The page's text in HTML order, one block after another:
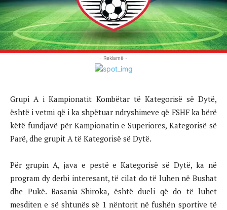
- Reklamë -
Grupi A i Kampionatit Kombëtar të Kategorisë së Dytë,
është i vetmi që i ka shpëtuar ndryshimeve që FSHF ka bërë
këtë fundjavë për Kampionatin e Superiores, Kategorisë së
Parë, dhe grupit A të Kategorisë së Dytë.
Për grupin A, java e pestë e Kategorisë së Dytë, ka në
program dy derbi interesant, të cilat do të luhen në Bushat
dhe Pukë. Basania-Shiroka, është dueli që do të luhet
mesditen e së shtunës së 1 nëntorit në fushën sportive të